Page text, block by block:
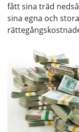
fått sina träd
sina egna och